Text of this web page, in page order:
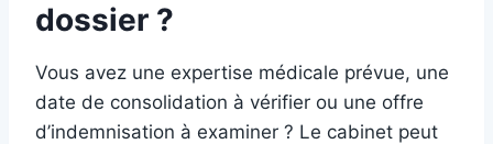
dossier ?
Vous avez une expertise médicale prévue, une
date de consolidation à vérifier ou une offre
d’indemnisation à examiner ? Le cabinet peut